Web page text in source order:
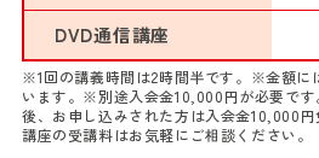
DVD通信講座
※1回の講義時間は2時間半です。※金額に
います。※別途入会金10,000円が必要で
後、お申し込みされた方は入会金10,000
講座の受講料はお気軽にご相談ください。